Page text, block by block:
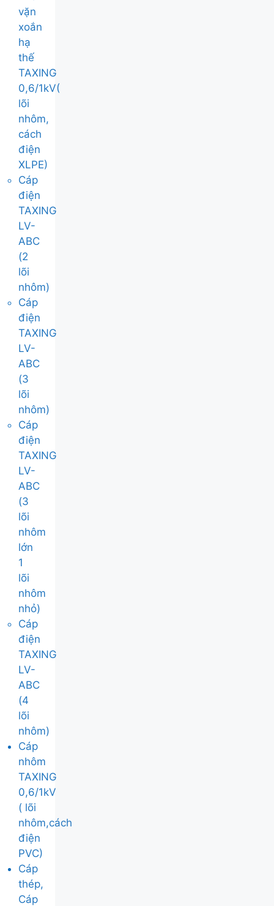
vặn
xoắn
hạ
thế
TAXING
0,6/1kV(
lõi
nhôm,
cách
điện
XLPE)
Cáp
điện
TAXING
LV-
ABC
(2
lõi
nhôm)
Cáp
điện
TAXING
LV-
ABC
(3
lõi
nhôm)
Cáp
điện
TAXING
LV-
ABC
(3
lõi
nhôm
lớn
1
lõi
nhôm
nhỏ)
Cáp
điện
TAXING
LV-
ABC
(4
lõi
nhôm)
Cáp
nhôm
TAXING
0,6/1kV
( lõi
nhôm,cách
điện
PVC)
Cáp
thép,
Cáp